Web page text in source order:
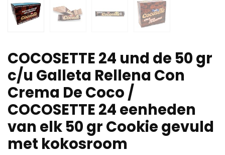
COCOSETTE 24 und de 50 gr
c/u Galleta Rellena Con
Crema De Coco /
COCOSETTE 24 eenheden
van elk 50 gr Cookie gevuld
met kokosroom